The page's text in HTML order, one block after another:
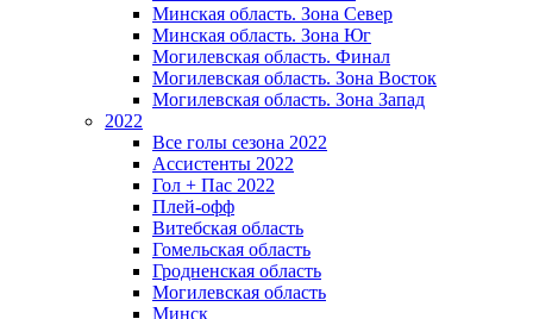
Минская область. Зона Север
Минская область. Зона Юг
Могилевская область. Финал
Могилевская область. Зона Восток
Могилевская область. Зона Запад
2022
Все голы сезона 2022
Ассистенты 2022
Гол + Пас 2022
Плей-офф
Витебская область
Гомельская область
Гродненская область
Могилевская область
Минск